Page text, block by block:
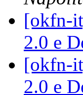
[okfn-
2.0 e
[okfn-
2.0 e